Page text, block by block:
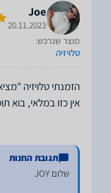
Joe
20.11.2023
מוצר שנרכש:
טלויזיה
הזמנתי טלויזיה
אין כזו במלאי, בוא
תגובת החנות